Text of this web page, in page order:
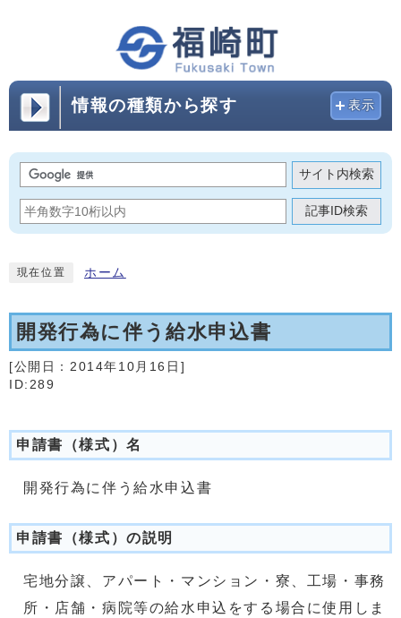
情報の種類から探す 表示
サイト内検索
記事ID検索
現在位置 ホーム
開発行為に伴う給水申込書
[公開日： 2014年10月16日 ]
ID:289
申請書（様式）名
開発行為に伴う給水申込書
申請書（様式）の説明
宅地分譲、アパート・マンション・寮、工場・事務
所・店舗・病院等の給水申込をする場合に使用しま